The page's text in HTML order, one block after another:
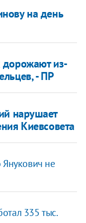
на день
дорожают из-
- ПР
нарушает
Киевсовета
не
335 тыс.